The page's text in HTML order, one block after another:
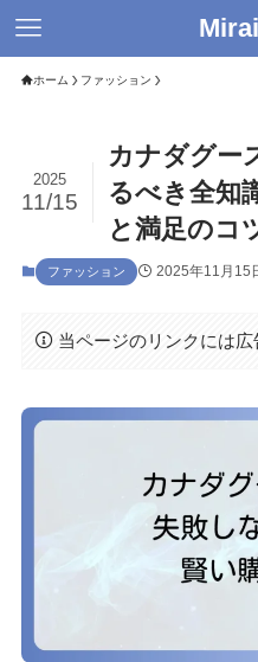
ホーム ファッション
カナダグー
るべき全知
と満足のコ
2025
11/15
ファッション 2025年11月15
当ページのリンクには広